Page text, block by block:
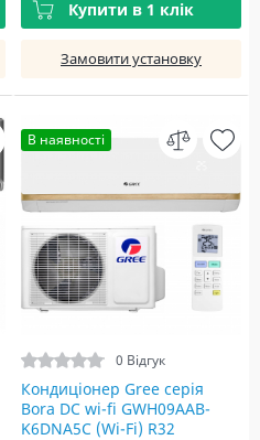
Купити в 1 клік
Замовити установку
В наявності
0 Відгук
Кондиціонер Gree серія
Bora DC wi-fi GWH09AAB-
K6DNA5С (Wi-Fi) R32